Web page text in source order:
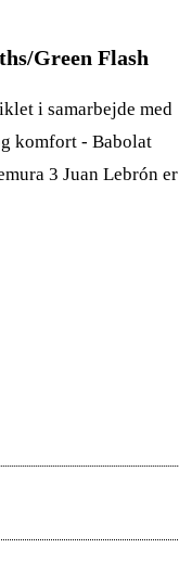
Green Flash
i samarbejde med
komfort - Babolat
3 Juan Lebrón er